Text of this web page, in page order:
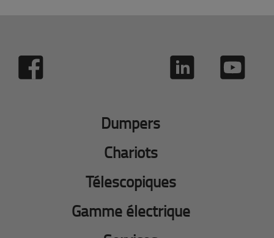
Dumpers
Chariots
Télescopiques
Gamme électrique